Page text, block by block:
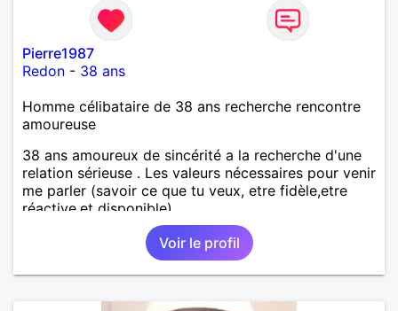
Pierre1987
Redon - 38 ans
Homme célibataire de 38 ans recherche rencontre
amoureuse
38 ans amoureux de sincérité a la recherche d'une
relation sérieuse . Les valeurs nécessaires pour venir
me parler (savoir ce que tu veux, etre fidèle,etre
réactive,et disponible)
Voir le profil